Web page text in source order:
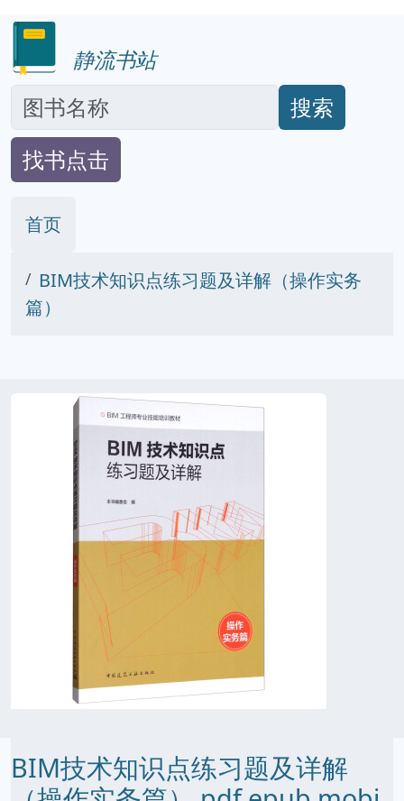
静流书站
搜索
找书点击
首页
BIM技术知识点练习题及详解（操作实务
篇）
BIM技术知识点练习题及详解